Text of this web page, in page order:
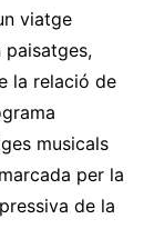
viatge
paisatges,
la relació de
musicals
per la
de la